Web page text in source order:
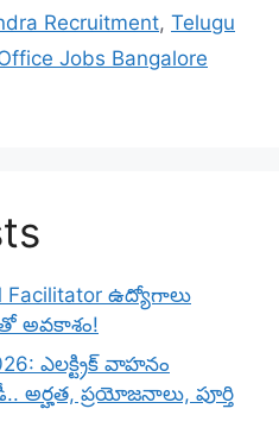
Recruitment, Telugu
Jobs Bangalore
Facilitator ఉద్యోగాలు
అవకాశం!
ఎలక్ట్రిక్ వాహనం
అర్హత, ప్రయోజనాలు, పూర్తి